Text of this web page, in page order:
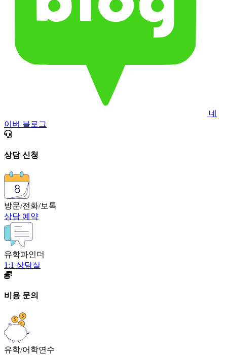
네
이버 블로그
상담 신청
방문/전화/보톡
상담 예약
유학파인더
1:1 상담실
비용 문의
유학/어학연수